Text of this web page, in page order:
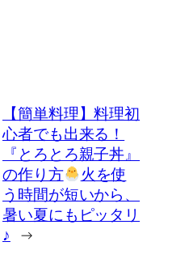
【簡単料理】料理初
心者でも出来る！
『とろとろ親子丼』
の作り方
火を使
う時間が短いから、
暑い夏にもピッタリ
♪ →